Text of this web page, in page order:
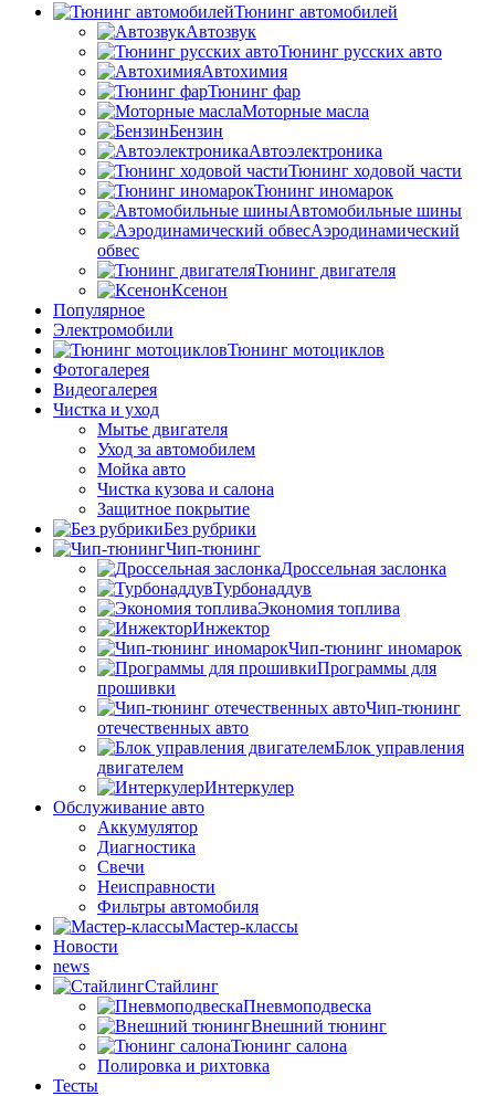
Тюнинг автомобилей
Автозвук
Тюнинг русских авто
Автохимия
Тюнинг фар
Моторные масла
Бензин
Автоэлектроника
Тюнинг ходовой части
Тюнинг иномарок
Автомобильные шины
Аэродинамический
обвес
Тюнинг двигателя
Ксенон
Популярное
Электромобили
Тюнинг мотоциклов
Фотогалерея
Видеогалерея
Чистка и уход
Мытье двигателя
Уход за автомобилем
Мойка авто
Чистка кузова и салона
Защитное покрытие
Без рубрики
Чип-тюнинг
Дроссельная заслонка
Турбонаддув
Экономия топлива
Инжектор
Чип-тюнинг иномарок
Программы для
прошивки
Чип-тюнинг
отечественных авто
Блок управления
двигателем
Интеркулер
Обслуживание авто
Аккумулятор
Диагностика
Свечи
Неисправности
Фильтры автомобиля
Мастер-классы
Новости
news
Стайлинг
Пневмоподвеска
Внешний тюнинг
Тюнинг салона
Полировка и рихтовка
Тесты